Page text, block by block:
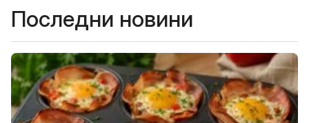
Последни новини